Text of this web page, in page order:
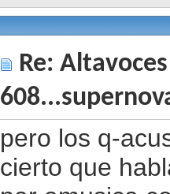
Re:
pero los q-
cierto que